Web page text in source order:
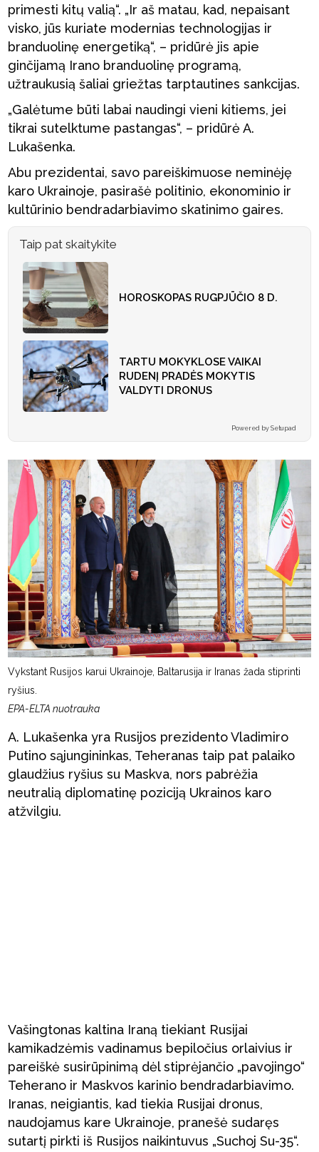
primesti kitų valią“. „Ir aš matau, kad, nepaisant
visko, jūs kuriate modernias technologijas ir
branduolinę energetiką“, – pridūrė jis apie
ginčijamą Irano branduolinę programą,
užtraukusią šaliai griežtas tarptautines sankcijas.
„Galėtume būti labai naudingi vieni kitiems, jei
tikrai sutelktume pastangas“, – pridūrė A.
Lukašenka.
Abu prezidentai, savo pareiškimuose neminėję
karo Ukrainoje, pasirašė politinio, ekonominio ir
kultūrinio bendradarbiavimo skatinimo gaires.
Taip pat skaitykite
HOROSKOPAS RUGPJŪČIO 8 D.
TARTU MOKYKLOSE VAIKAI
RUDENĮ PRADĖS MOKYTIS
VALDYTI DRONUS
Powered by Setupad
Vykstant Rusijos karui Ukrainoje, Baltarusija ir Iranas žada stiprinti
ryšius.
EPA-ELTA nuotrauka
A. Lukašenka yra Rusijos prezidento Vladimiro
Putino sąjungininkas, Teheranas taip pat palaiko
glaudžius ryšius su Maskva, nors pabrėžia
neutralią diplomatinę poziciją Ukrainos karo
atžvilgiu.
Vašingtonas kaltina Iraną tiekiant Rusijai
kamikadzėmis vadinamus bepiločius orlaivius ir
pareiškė susirūpinimą dėl stiprėjančio „pavojingo“
Teherano ir Maskvos karinio bendradarbiavimo.
Iranas, neigiantis, kad tiekia Rusijai dronus,
naudojamus kare Ukrainoje, pranešė sudaręs
sutartį pirkti iš Rusijos naikintuvus „Suchoj Su-35“.